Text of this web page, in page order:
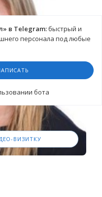
в Telegram:быстрый и
персонала под любые
бота
ВИЗИТКУ